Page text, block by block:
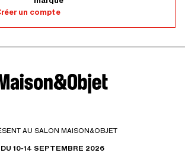
un compte
AU SALON MAISON&OBJET
DU 10-14 SEPTEMBRE 2026